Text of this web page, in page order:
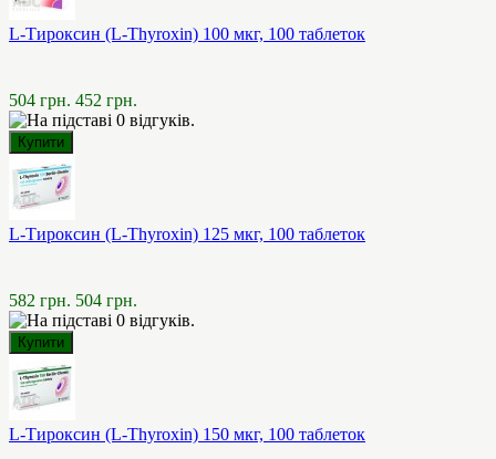
L-Тироксин (L-Thyroxin) 100 мкг, 100 таблеток
504 грн. 452 грн.
L-Тироксин (L-Thyroxin) 125 мкг, 100 таблеток
582 грн. 504 грн.
L-Тироксин (L-Thyroxin) 150 мкг, 100 таблеток